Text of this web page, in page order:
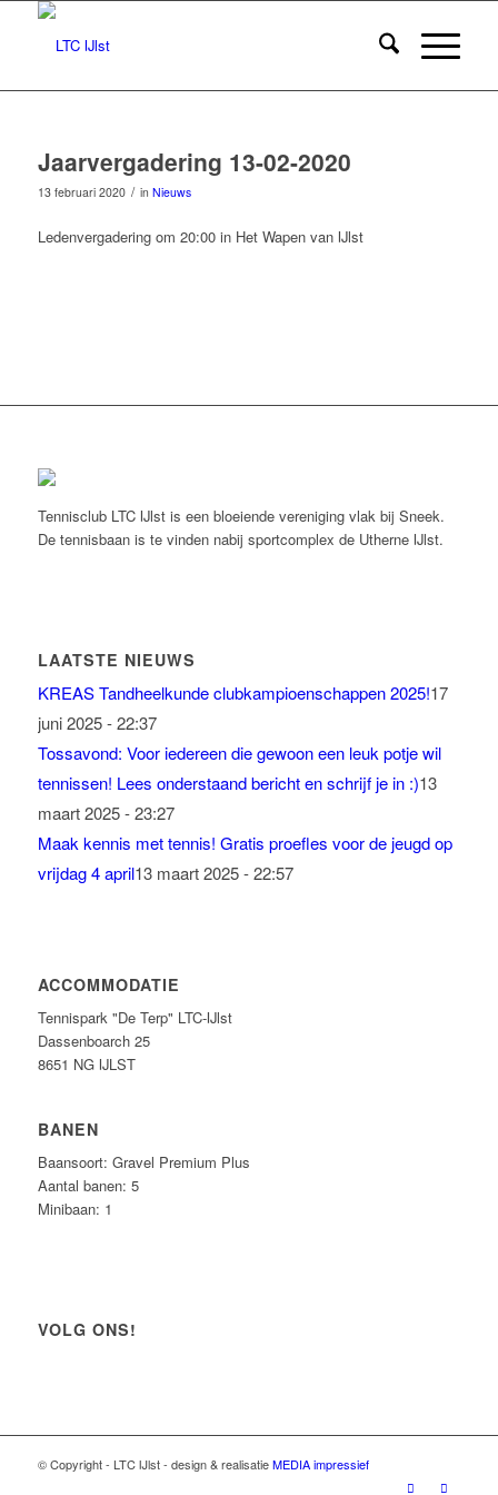
Jaarvergadering 13-02-2020
13 februari 2020 / in Nieuws
Ledenvergadering om 20:00 in Het Wapen van IJlst
Tennisclub LTC IJlst is een bloeiende vereniging vlak bij Sneek.
De tennisbaan is te vinden nabij sportcomplex de Utherne IJlst.
LAATSTE NIEUWS
KREAS Tandheelkunde clubkampioenschappen 2025!17
juni 2025 - 22:37
Tossavond: Voor iedereen die gewoon een leuk potje wil
tennissen! Lees onderstaand bericht en schrijf je in :)13
maart 2025 - 23:27
Maak kennis met tennis! Gratis proefles voor de jeugd op
vrijdag 4 april13 maart 2025 - 22:57
ACCOMMODATIE
Tennispark "De Terp" LTC-IJlst
Dassenboarch 25
8651 NG IJLST
BANEN
Baansoort: Gravel Premium Plus
Aantal banen: 5
Minibaan: 1
VOLG ONS!
© Copyright - LTC IJlst - design & realisatieMEDIA impressief